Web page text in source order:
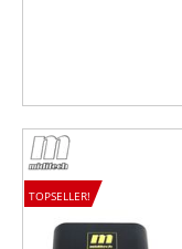
TOPSELLER!